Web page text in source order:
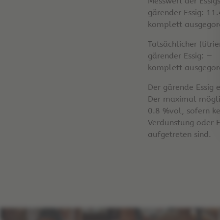
gärender Essig:
komplett
Tatsächlicher
gärender Essig: —
komplett
Der gärende Essig
Der maximal
0.8 %vol, sofern
Verdunstung oder
aufgetreten sind.